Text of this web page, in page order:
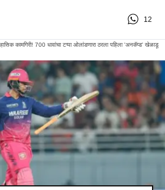
12
कामगिरी! 700 धावांचा टप्पा ओलांडणारा ठरला पहिला 'अनकॅप्ड' खेळाडू